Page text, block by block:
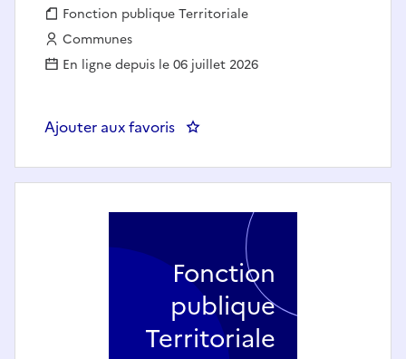
Fonction publique :
Fonction publique Territoriale
Employeur :
Communes
En ligne depuis le 06 juillet 2026
Ajouter aux favoris : Educateur de jeunes enfants
Fonction
publique
Territoriale